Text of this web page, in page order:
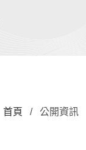
首頁 / 公開資訊